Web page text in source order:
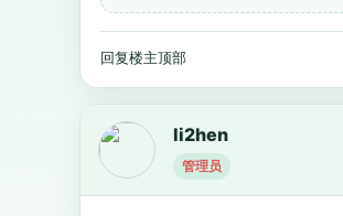
回复楼主顶部
li2hen
管理员